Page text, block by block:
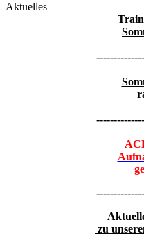
Aktuelles
zu